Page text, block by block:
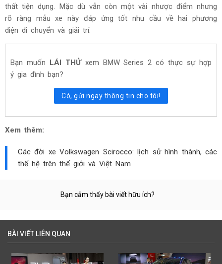
thất tiện dụng. Mặc dù vẫn còn một vài nhược điểm nhưng
rõ ràng mẫu xe này đáp ứng tốt nhu cầu về hai phương
diện di chuyển và giải trí.
Bạn muốn LÁI THỬxem BMW Series 2 có thực sự hợp
ý gia đình bạn?
Có, gửi ngay thông tin cho tôi!
Xem thêm:
Các đời xe Volkswagen Scirocco: lịch sử hình thành, các
thế hệ trên thế giới và Việt Nam
Bạn cảm thấy bài viết hữu ích?
BÀI VIẾT LIÊN QUAN